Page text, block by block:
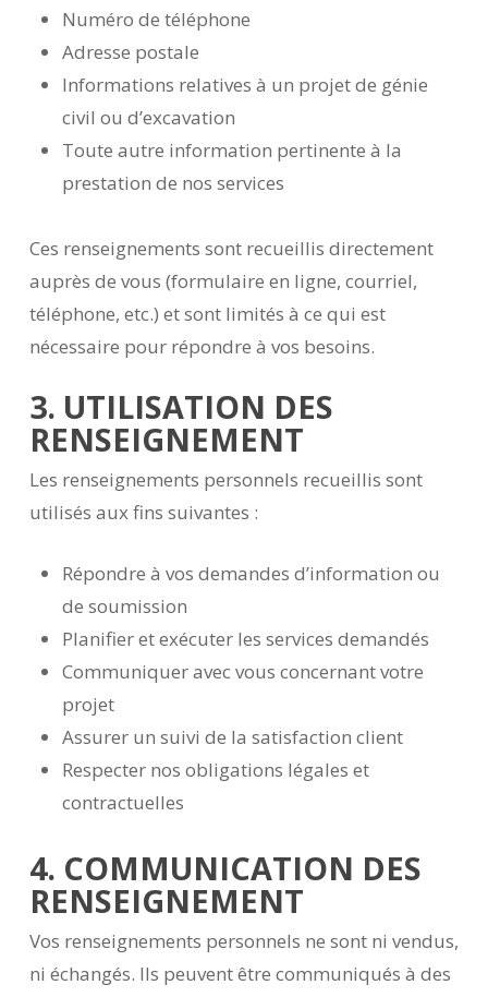
Numéro de téléphone
Adresse postale
Informations relatives à un projet de génie
civil ou d’excavation
Toute autre information pertinente à la
prestation de nos services
Ces renseignements sont recueillis directement
auprès de vous (formulaire en ligne, courriel,
téléphone, etc.) et sont limités à ce qui est
nécessaire pour répondre à vos besoins.
3. UTILISATION DES
RENSEIGNEMENT
Les renseignements personnels recueillis sont
utilisés aux fins suivantes :
Répondre à vos demandes d’information ou
de soumission
Planifier et exécuter les services demandés
Communiquer avec vous concernant votre
projet
Assurer un suivi de la satisfaction client
Respecter nos obligations légales et
contractuelles
4. COMMUNICATION DES
RENSEIGNEMENT
Vos renseignements personnels ne sont ni vendus,
ni échangés. Ils peuvent être communiqués à des